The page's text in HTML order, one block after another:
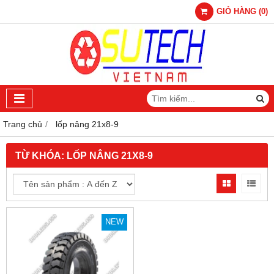
GIỎ HÀNG (0)
Trang chủ lốp nâng 21x8-9
TỪ KHÓA: LỐP NÂNG 21X8-9
NEW